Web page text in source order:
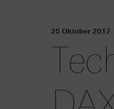
25 Oktober 2017